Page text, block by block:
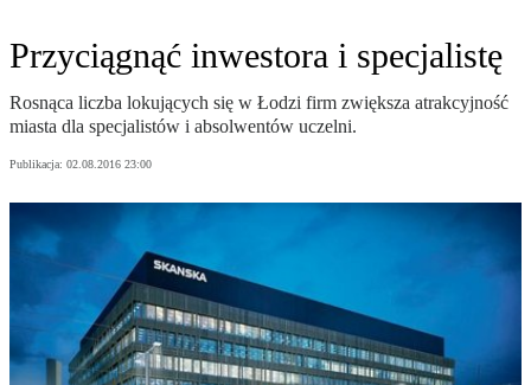
Przyciągnąć inwestora i specjalistę
Rosnąca liczba lokujących się w Łodzi firm zwiększa atrakcyjność
miasta dla specjalistów i absolwentów uczelni.
Publikacja: 02.08.2016 23:00